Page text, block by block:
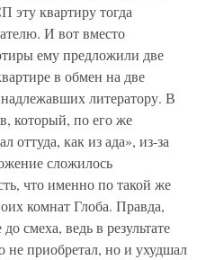
эту квартиру тогда
И вот вместо
ему предложили две
в обмен на две
литератору. В
который, по его же
оттуда, как из ада», из-за
сложилось
что именно по такой же
комнат Глоба. Правда,
смеха, ведь в результате
не приобретал, но и ухудшал